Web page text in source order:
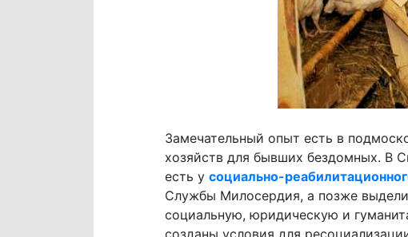
Замечательный опыт есть в
хозяйств для бывших бездомных. В
есть у социально-
Службы Милосердия, а позже
социальную, юридическую и
созданы условия для